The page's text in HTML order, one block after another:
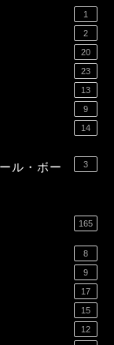
1
2
20
23
13
9
14
ル・ボー
3
165
8
9
17
15
12